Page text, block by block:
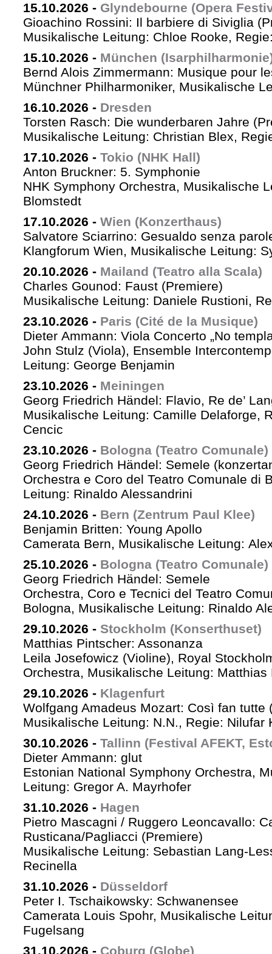
15.10.2026 - Glyndebourne (Opera
Gioachino Rossini: Il barbiere di Siviglia
Musikalische Leitung: Chloe Rooke,
15.10.2026 - München
Bernd Alois Zimmermann: Musique pour
Münchner Philharmoniker, Musikalische
16.10.2026 - Dresden
Torsten Rasch: Die wunderbaren Jahre
Musikalische Leitung: Christian Blex,
17.10.2026 - Tokio (NHK Hall)
Anton Bruckner: 5. Symphonie
NHK Symphony Orchestra, Musikalische
Blomstedt
17.10.2026 - Wien (Konzerthaus)
Salvatore Sciarrino: Gesualdo senza
Klangforum Wien, Musikalische Leitung:
20.10.2026 - Mailand (Teatro alla Scala)
Charles Gounod: Faust (Premiere)
Musikalische Leitung: Daniele Rustioni,
23.10.2026 - Paris (Cité de la Musique)
Dieter Ammann: Viola Concerto „No
John Stulz (Viola), Ensemble
Leitung: George Benjamin
23.10.2026 - Meiningen
Georg Friedrich Händel: Flavio, Re de’
Musikalische Leitung: Camille Delaforge,
Cencic
23.10.2026 - Bologna (Teatro Comunale)
Georg Friedrich Händel: Semele
Orchestra e Coro del Teatro Comunale di
Leitung: Rinaldo Alessandrini
24.10.2026 - Bern (Zentrum Paul Klee)
Benjamin Britten: Young Apollo
Camerata Bern, Musikalische Leitung:
25.10.2026 - Bologna (Teatro Comunale)
Georg Friedrich Händel: Semele
Orchestra, Coro e Tecnici del Teatro
Bologna, Musikalische Leitung: Rinaldo
29.10.2026 - Stockholm (Konserthuset)
Matthias Pintscher: Assonanza
Leila Josefowicz (Violine), Royal
Orchestra, Musikalische Leitung: Matthias
29.10.2026 - Klagenfurt
Wolfgang Amadeus Mozart: Così fan tutte
Musikalische Leitung: N.N., Regie: Nilufar
30.10.2026 - Tallinn (Festival AFEKT,
Dieter Ammann: glut
Estonian National Symphony Orchestra,
Leitung: Gregor A. Mayrhofer
31.10.2026 - Hagen
Pietro Mascagni / Ruggero Leoncavallo:
Rusticana/Pagliacci (Premiere)
Musikalische Leitung: Sebastian Lang-
Recinella
31.10.2026 - Düsseldorf
Peter I. Tschaikowsky: Schwanensee
Camerata Louis Spohr, Musikalische
Fugelsang
31.10.2026 - Coburg (Globe)